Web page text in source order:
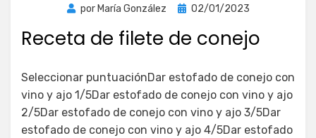
por María González
Publicada
02/01/2023
Receta de filete de conejo
Seleccionar puntuaciónDar estofado de conejo con
vino y ajo 1/5Dar estofado de conejo con vino y ajo
2/5Dar estofado de conejo con vino y ajo 3/5Dar
estofado de conejo con vino y ajo 4/5Dar estofado